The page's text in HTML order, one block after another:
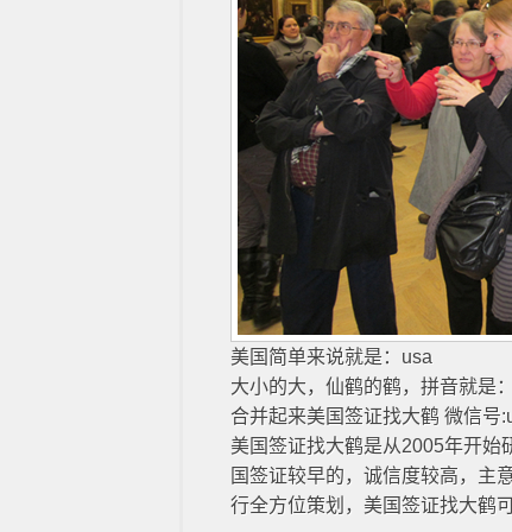
美国简单来说就是：usa
大小的大，仙鹤的鹤，拼音就是
合并起来美国签证找大鹤 微信号
美国签证找大鹤是从2005年开始
国签证较早的，诚信度较高，主
行全方位策划，美国签证找大鹤